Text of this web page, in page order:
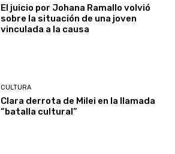
El juicio por Johana Ramallo volvió
sobre la situación de una joven
vinculada a la causa
CULTURA
Clara derrota de Milei en la llamada
“batalla cultural”